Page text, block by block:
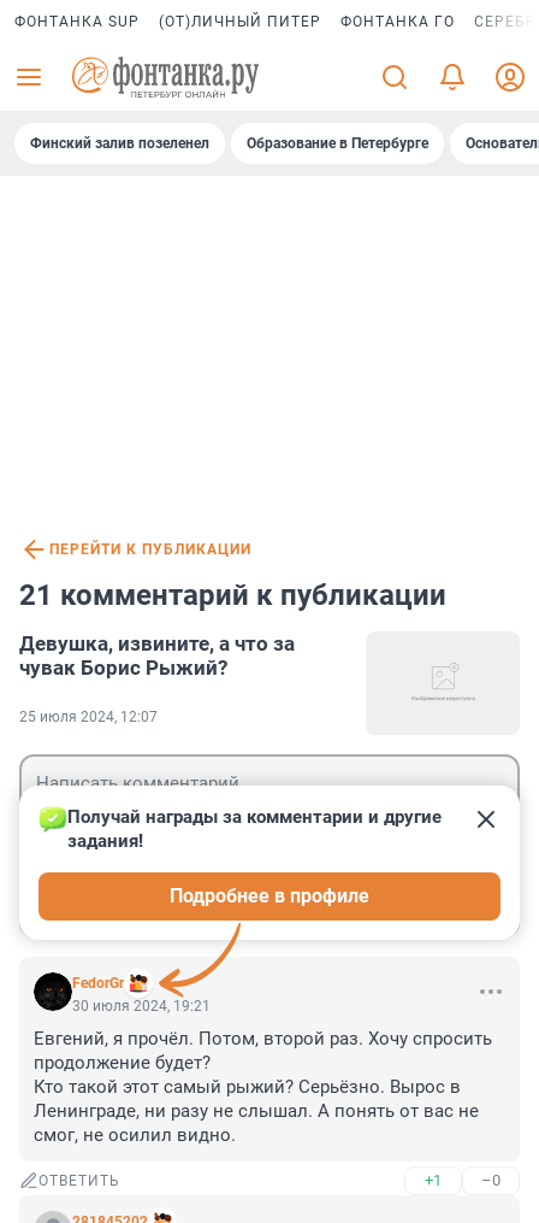
ФОНТАНКА SUP (ОТ)ЛИЧНЫЙ ПИТЕР ФОНТАНКА ГО
Финский залив позеленел Образование в Петербурге
ПЕРЕЙТИ К ПУБЛИКАЦИИ
21 комментарий к публикации
Девушка, извините, а что за
чувак Борис Рыжий?
25 июля 2024, 12:07
FedorGr
Получай награды за комментарии и другие
задания!
Подробнее в профиле
30 июля 2024, 19:21
Евгений, я прочёл. Потом, второй раз. Хочу спросить
продолжение будет?
Кто такой этот самый рыжий? Серьёзно. Вырос в
Ленинграде, ни разу не слышал. А понять от вас не
смог, не осилил видно.
ОТВЕТИТЬ +1 –0